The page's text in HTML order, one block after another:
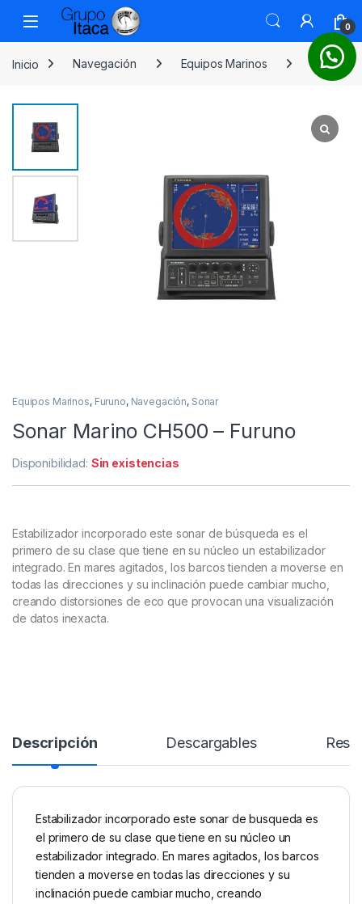
0
Inicio Navegación Equipos Marinos Sonar
Equipos Marinos, Furuno, Navegación, Sonar
Sonar Marino CH500 – Furuno
Disponibilidad: Sin existencias
Estabilizador incorporado este sonar de búsqueda es el
primero de su clase que tiene en su núcleo un estabilizador
integrado. En mares agitados, los barcos tienden a moverse en
todas las direcciones y su inclinación puede cambiar mucho,
creando distorsiones de eco que provocan una visualización
de datos inexacta.
Descripción Descargables
Estabilizador incorporado este sonar de busqueda es
el primero de su clase que tiene en su núcleo un
estabilizador integrado. En mares agitados, los barcos
tienden a moverse en todas las direcciones y su
inclinación puede cambiar mucho, creando